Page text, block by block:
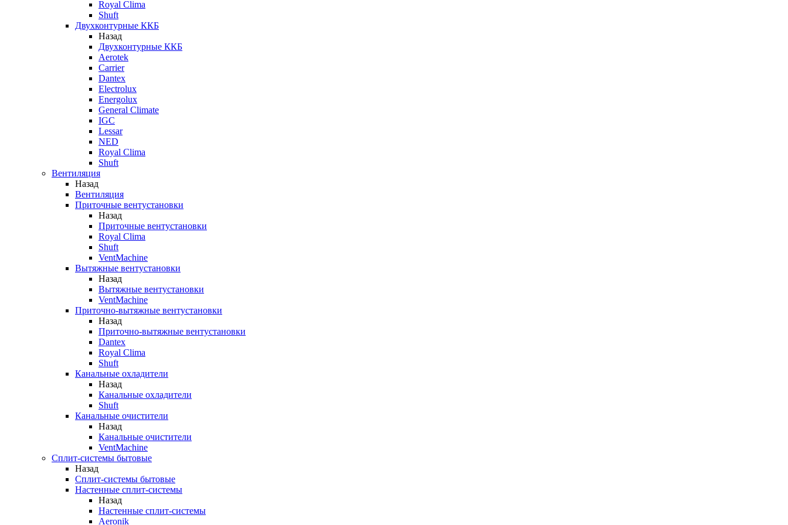
Royal Clima
Shuft
Двухконтурные ККБ
Назад
Двухконтурные ККБ
Aerotek
Carrier
Dantex
Electrolux
Energolux
General Climate
IGC
Lessar
NED
Royal Clima
Shuft
Вентиляция
Назад
Вентиляция
Приточные вентустановки
Назад
Приточные вентустановки
Royal Clima
Shuft
VentMachine
Вытяжные вентустановки
Назад
Вытяжные вентустановки
VentMachine
Приточно-вытяжные вентустановки
Назад
Приточно-вытяжные вентустановки
Dantex
Royal Clima
Shuft
Канальные охладители
Назад
Канальные охладители
Shuft
Канальные очистители
Назад
Канальные очистители
VentMachine
Сплит-системы бытовые
Назад
Сплит-системы бытовые
Настенные сплит-системы
Назад
Настенные сплит-системы
Aeronik